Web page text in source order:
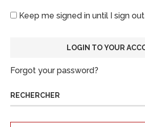
Keep me signed in until I sign out
Forgot your password?
RECHERCHER